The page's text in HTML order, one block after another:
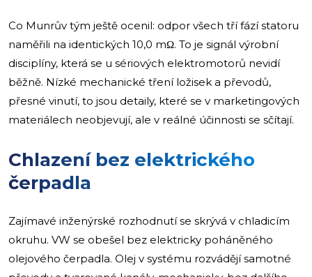
Co Munrův tým ještě ocenil: odpor všech tří fází statoru
naměřili na identických 10,0 mΩ. To je signál výrobní
disciplíny, která se u sériových elektromotorů nevidí
běžně. Nízké mechanické tření ložisek a převodů,
přesné vinutí, to jsou detaily, které se v marketingových
materiálech neobjevují, ale v reálné účinnosti se sčítají.
Chlazení bez elektrického
čerpadla
Zajímavé inženýrské rozhodnutí se skrývá v chladicím
okruhu. VW se obešel bez elektricky poháněného
olejového čerpadla. Olej v systému rozvádějí samotné